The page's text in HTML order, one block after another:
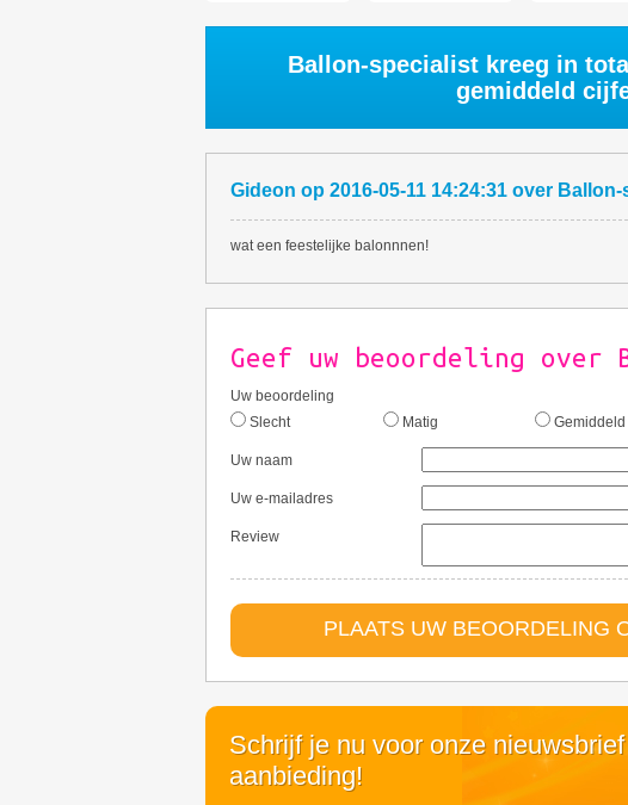
Ballon-specialist kreeg in
gemiddeld
Gideon op 2016-05-11 14:24:31 over
wat een feestelijke balonnnen!
Geef uw beoordeling
Uw beoordeling
Slecht
Matig Gemiddeld
Uw naam
Uw e-mailadres
Review
PLAATS UW BEOORDELING
Schrijf je nu voor onze
aanbieding!